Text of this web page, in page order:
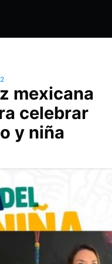
mexicana
celebrar
y niña